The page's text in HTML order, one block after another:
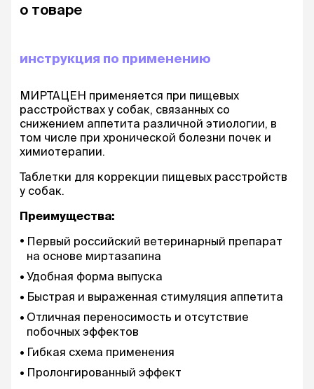
о товаре
инструкция по применению
МИРТАЦЕН применяется при пищевых
расстройствах у собак, связанных со
снижением аппетита различной этиологии, в
том числе при хронической болезни почек и
химиотерапии.
Таблетки для коррекции пищевых расстройств
у собак.
Преимущества:
Первый российский ветеринарный препарат
на основе миртазапина
Удобная форма выпуска
Быстрая и выраженная стимуляция аппетита
Отличная переносимость и отсутствие
побочных эффектов
Гибкая схема применения
Пролонгированный эффект